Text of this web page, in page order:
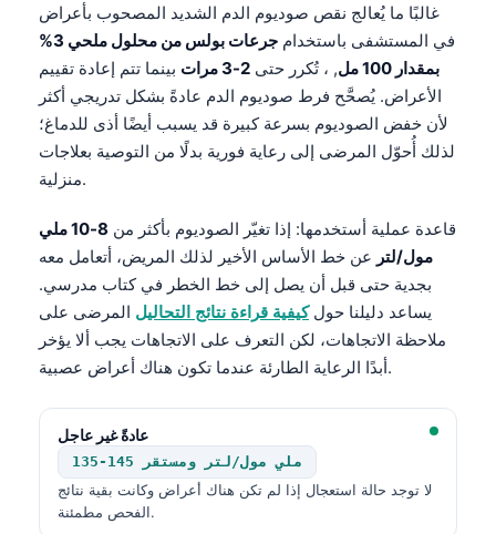
غالبًا ما يُعالج نقص صوديوم الدم الشديد المصحوب بأعراض
في المستشفى باستخدام
جرعات بولس من محلول ملحي 3%
بمقدار 100 مل
, ، تُكرر حتى 2-3 مرات
بينما تتم إعادة تقييم
الأعراض. يُصحَّح فرط صوديوم الدم عادةً بشكل تدريجي أكثر
لأن خفض الصوديوم بسرعة كبيرة قد يسبب أيضًا أذى للدماغ؛
لذلك أُحوّل المرضى إلى رعاية فورية بدلًا من التوصية بعلاجات
منزلية.
قاعدة عملية أستخدمها: إذا تغيّر الصوديوم بأكثر من
8-10 ملي
مول/لتر عن خط الأساس الأخير لذلك المريض، أتعامل معه
بجدية حتى قبل أن يصل إلى خط الخطر في كتاب مدرسي.
يساعد دليلنا حولكيفية قراءة نتائج التحاليل المرضى على
ملاحظة الاتجاهات، لكن التعرف على الاتجاهات يجب ألا يؤخر
أبدًا الرعاية الطارئة عندما تكون هناك أعراض عصبية.
عادةً غير عاجل
135-145 ملي مول/لتر ومستقر
لا توجد حالة استعجال إذا لم تكن هناك أعراض وكانت بقية نتائج
الفحص مطمئنة.ქართული
Русский
Lietuvių kalba
한국어
Slovenščina
Magyar
Shqip
తెలుగు
தமிழ்
ગુજરાતી